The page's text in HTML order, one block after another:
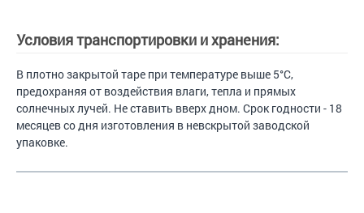
Условия транспортировки и хранения:
В плотно закрытой таре при температуре выше 5°С,
предохраняя от воздействия влаги, тепла и прямых
солнечных лучей. Не ставить вверх дном. Срок годности - 18
месяцев со дня изготовления в невскрытой заводской
упаковке.